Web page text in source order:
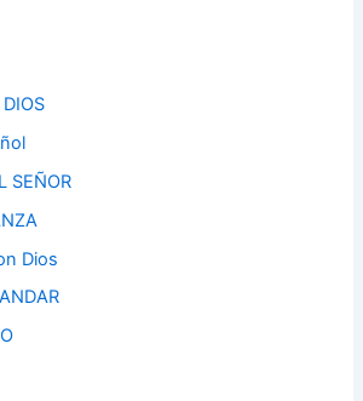
SEÑOR
Dios